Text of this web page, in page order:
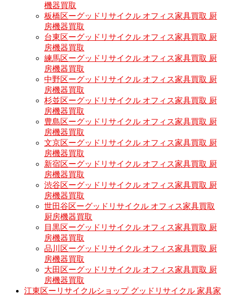
機器買取
板橋区ーグッドリサイクル オフィス家具買取 厨
房機器買取
台東区ーグッドリサイクル オフィス家具買取 厨
房機器買取
練馬区ーグッドリサイクル オフィス家具買取 厨
房機器買取
中野区ーグッドリサイクル オフィス家具買取 厨
房機器買取
杉並区ーグッドリサイクル オフィス家具買取 厨
房機器買取
豊島区ーグッドリサイクル オフィス家具買取 厨
房機器買取
文京区ーグッドリサイクル オフィス家具買取 厨
房機器買取
新宿区ーグッドリサイクル オフィス家具買取 厨
房機器買取
渋谷区ーグッドリサイクル オフィス家具買取 厨
房機器買取
世田谷区ーグッドリサイクル オフィス家具買取
厨房機器買取
目黒区ーグッドリサイクル オフィス家具買取 厨
房機器買取
品川区ーグッドリサイクル オフィス家具買取 厨
房機器買取
大田区ーグッドリサイクル オフィス家具買取 厨
房機器買取
江東区ーリサイクルショップ グッドリサイクル 家具家